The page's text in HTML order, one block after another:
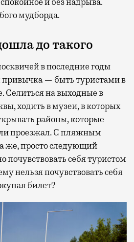
мудборда.
до такого
в последние годы
привычка — быть туристами в
Селиться на выходные в
ходить в музеи, в которых
районы, которые
проезжал. С пляжным
же, просто следующий
почувствовать себя туристом
нельзя почувствовать себя
билет?